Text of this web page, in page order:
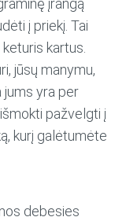
įrangą
į priekį. Tai
kartus.
jūsų manymu,
jums yra per
pažvelgti į
kurį galėtumėte
debesies